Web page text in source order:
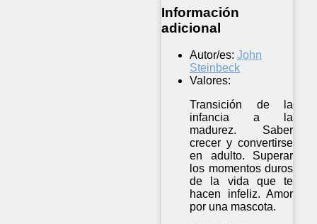
Información
adicional
Autor/es: John
Steinbeck
Valores:
Transición de la
infancia a la
madurez. Saber
crecer y convertirse
en adulto. Superar
los momentos duros
de la vida que te
hacen infeliz. Amor
por una mascota.